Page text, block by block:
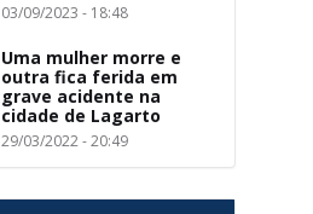
03/09/2023 - 18:48
Uma mulher morre e
outra fica ferida em
grave acidente na
cidade de Lagarto
29/03/2022 - 20:49